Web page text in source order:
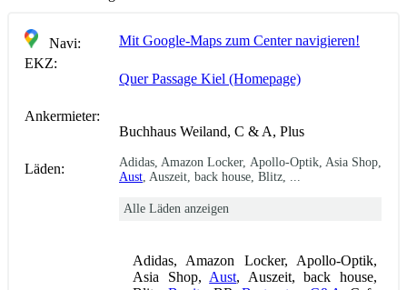
Navi:
Mit Google-Maps zum Center navigieren!
EKZ:
Quer Passage Kiel (Homepage)
Ankermieter:
Buchhaus Weiland, C & A, Plus
Läden:
Adidas, Amazon Locker, Apollo-Optik, Asia Shop,
Aust , Auszeit, back house, Blitz, ...
Alle Läden anzeigen
Adidas, Amazon Locker, Apollo-Optik,
Asia Shop, Aust, Auszeit, back house,